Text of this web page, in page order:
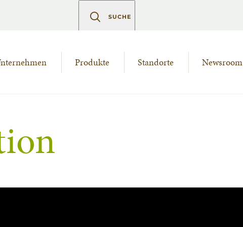
SUCHE
Produkte Standorte Newsroom